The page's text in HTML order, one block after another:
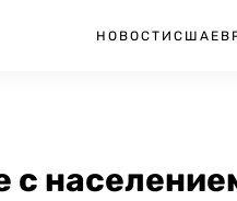
НОВОСТИ США
с